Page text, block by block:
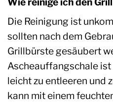
Die Reinigung ist
sollten nach dem
Grillbürste gesäubert
Ascheauffangschale
leicht zu entleeren und
kann mit einem